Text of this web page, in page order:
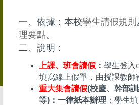
一、依據：本校學生請假規則
理要點。
二、說明：
上課、班會請假 ： 學生登入
填寫線上假單，由授課教師
重大集會請假(校慶、幹部
等)：一律紙本辦理 ；學生